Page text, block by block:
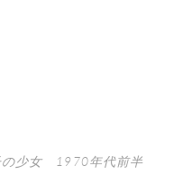
少女 1970年代前半